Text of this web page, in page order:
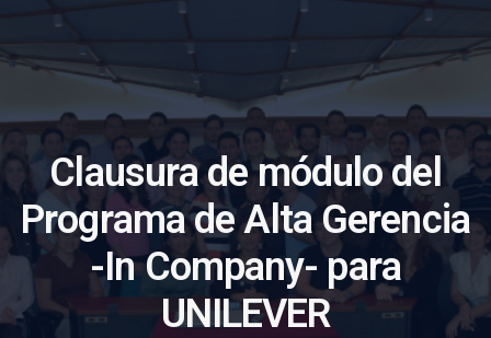
Clausurade módulode
ProgramadeAltaGerencia
-InCompany- para
UNILEVER